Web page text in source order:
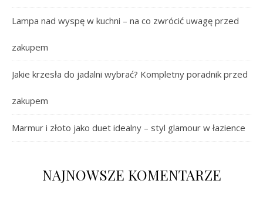
Lampa nad wyspę w kuchni – na co zwrócić uwagę przed
zakupem
Jakie krzesła do jadalni wybrać? Kompletny poradnik przed
zakupem
Marmur i złoto jako duet idealny – styl glamour w łazience
NAJNOWSZE KOMENTARZE